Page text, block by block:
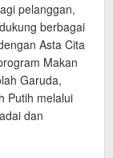
pelanggan,
berbagai
Asta Cita
Makan
Garuda,
Putih melalui
dan